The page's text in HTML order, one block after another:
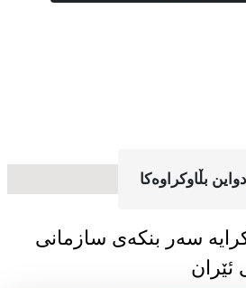
دواین بڵاوکراوه‌کا
سەر بنکەی سازمانی
ئێران